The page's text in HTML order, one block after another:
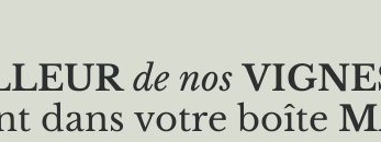
de nos
dans votre boîte